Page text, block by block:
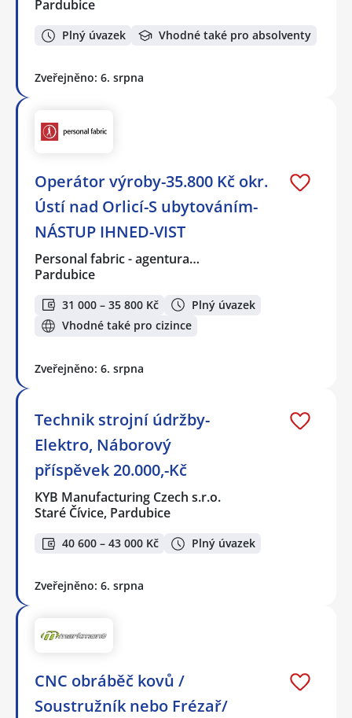
Pardubice
Plný úvazek Vhodné také pro absolventy
Zveřejněno: 6. srpna
Operátor výroby-35.800 Kč okr.
Ústí nad Orlicí-S ubytováním-
NÁSTUP IHNED-VIST
Personal fabric - agentura…
Pardubice
31 000 – 35 800 Kč
Plný úvazek
Vhodné také pro cizince
Zveřejněno: 6. srpna
Technik strojní údržby-
Elektro, Náborový
příspěvek 20.000,-Kč
KYB Manufacturing Czech s.r.o.
Staré Čívice, Pardubice
40 600 – 43 000 Kč Plný úvazek
Zveřejněno: 6. srpna
CNC obráběč kovů /
Soustružník nebo Frézař/